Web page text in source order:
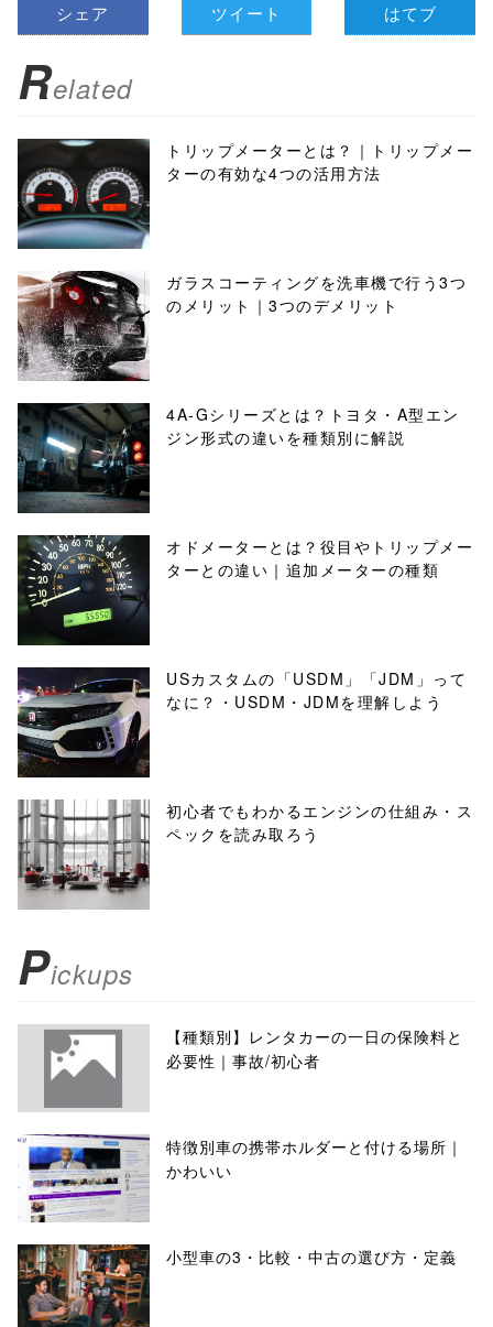
シェア ツイート はてブ
Related
トリップメーターとは？｜トリップメー
ターの有効な4つの活用方法
ガラスコーティングを洗車機で行う3つ
のメリット｜3つのデメリット
4A-Gシリーズとは？トヨタ・A型エン
ジン形式の違いを種類別に解説
オドメーターとは？役目やトリップメー
ターとの違い｜追加メーターの種類
USカスタムの「USDM」「JDM」って
なに？・USDM・JDMを理解しよう
初心者でもわかるエンジンの仕組み・ス
ペックを読み取ろう
Pickups
【種類別】レンタカーの一日の保険料と
必要性｜事故/初心者
特徴別車の携帯ホルダーと付ける場所｜
かわいい
小型車の3・比較・中古の選び方・定義